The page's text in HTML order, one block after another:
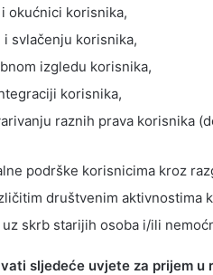
okućnici korisnika,
svlačenju korisnika,
izgledu korisnika,
korisnika,
raznih prava korisnika
podrške korisnicima kroz
društvenim aktivnostima
skrb starijih osoba i/ili
sljedeće uvjete za prijem u